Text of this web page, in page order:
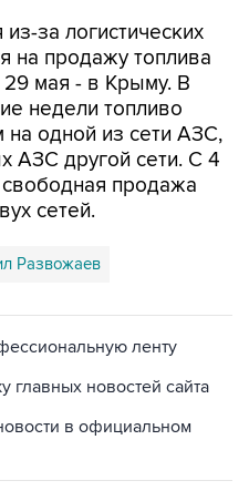
за логистических
на продажу топлива
мая - в Крыму. В
недели топливо
на одной из сети АЗС,
АЗС другой сети. С 4
свободная продажа
сетей.
Развожаев
ленту
главных новостей сайта
в официальном